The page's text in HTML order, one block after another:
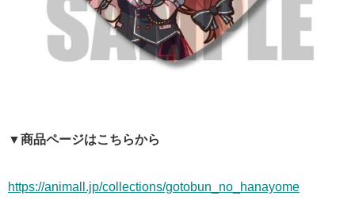
▼商品ページはこちらから
https://animall.jp/collections/gotobun_no_hanayome